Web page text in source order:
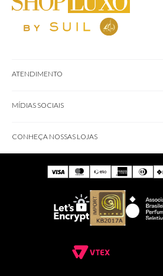
ATENDIMENTO
MÍDIAS SOCIAIS
CONHEÇA NOSSAS LOJAS